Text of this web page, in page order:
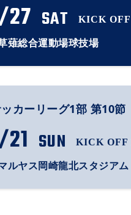
SAT KICK OFF
薙総合運動場球技場
カーリーグ1部 第10節
SUN KICK OFF
ルヤス岡崎龍北スタジアム